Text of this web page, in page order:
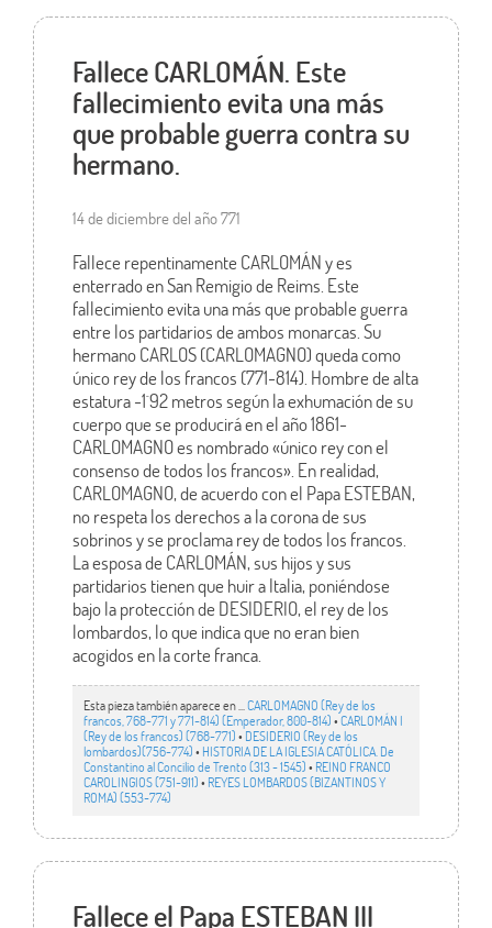
Fallece CARLOMÁN. Este
fallecimiento evita una más
que probable guerra contra su
hermano.
14 de diciembre del año 771
Fallece repentinamente CARLOMÁN y es
enterrado en San Remigio de Reims. Este
fallecimiento evita una más que probable guerra
entre los partidarios de ambos monarcas. Su
hermano CARLOS (CARLOMAGNO) queda como
único rey de los francos (771-814). Hombre de alta
estatura -1´92 metros según la exhumación de su
cuerpo que se producirá en el año 1861-
CARLOMAGNO es nombrado «único rey con el
consenso de todos los francos». En realidad,
CARLOMAGNO, de acuerdo con el Papa ESTEBAN,
no respeta los derechos a la corona de sus
sobrinos y se proclama rey de todos los francos.
La esposa de CARLOMÁN, sus hijos y sus
partidarios tienen que huir a Italia, poniéndose
bajo la protección de DESIDERIO, el rey de los
lombardos, lo que indica que no eran bien
acogidos en la corte franca.
Esta pieza también aparece en ... CARLOMAGNO (Rey de los
francos, 768-771 y 771-814) (Emperador, 800-814)•CARLOMÁN I
(Rey de los francos) (768-771)•DESIDERIO (Rey de los
lombardos)(756-774)• HISTORIA DE LA IGLESIA CATÓLICA. De
Constantino al Concilio de Trento (313 - 1545)• REINO FRANCO
CAROLINGIOS (751-911)• REYES LOMBARDOS (BIZANTINOS Y
ROMA) (553-774)
Fallece el Papa ESTEBAN III